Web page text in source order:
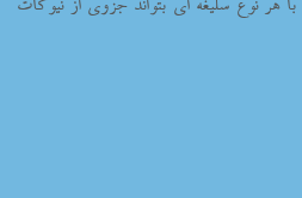
هر نوع سلیغه ای بتواند جزوی از نیوکات